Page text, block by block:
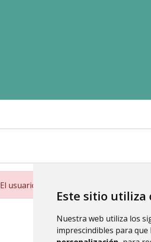
Este sitio utiliza
Nuestra web utiliza los
imprescindibles para
El usuario no existe.